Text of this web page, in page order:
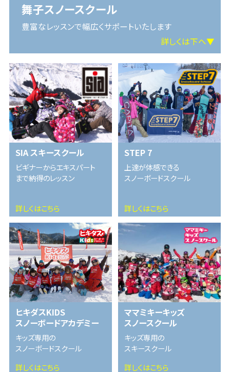
舞子スノースクール
豊富なレッスンで幅広くサポートいたします
詳しくは下へ▼
SIA スキースクール
ビギナーからエキスパート
まで納得のレッスン
詳しくはこちら
STEP 7
上達が体感できる
スノーボードスクール
詳しくはこちら
ヒキダスKIDS
スノーボードアカデミー
キッズ専用の
スノーボードスクール
詳しくはこちら
ママミキーキッズ
スノースクール
キッズ専用の
スキースクール
詳しくはこちら